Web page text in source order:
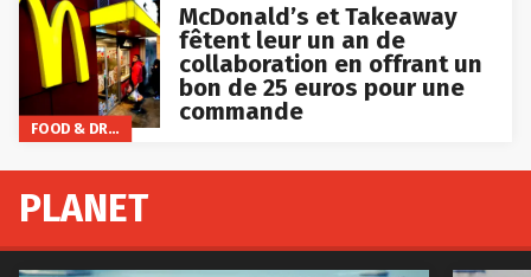
FOOD & DRINKS
McDonald’s et Takeaway
fêtent leur un an de
collaboration en offrant un
bon de 25 euros pour une
commande
PLANET